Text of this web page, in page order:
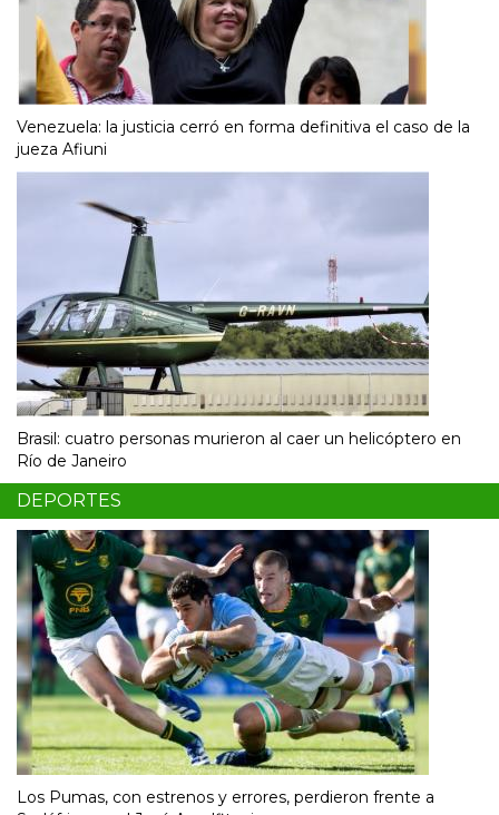
Venezuela: la justicia cerró en forma definitiva el caso de la
jueza Afiuni
Brasil: cuatro personas murieron al caer un helicóptero en
Río de Janeiro
DEPORTES
Los Pumas, con estrenos y errores, perdieron frente a